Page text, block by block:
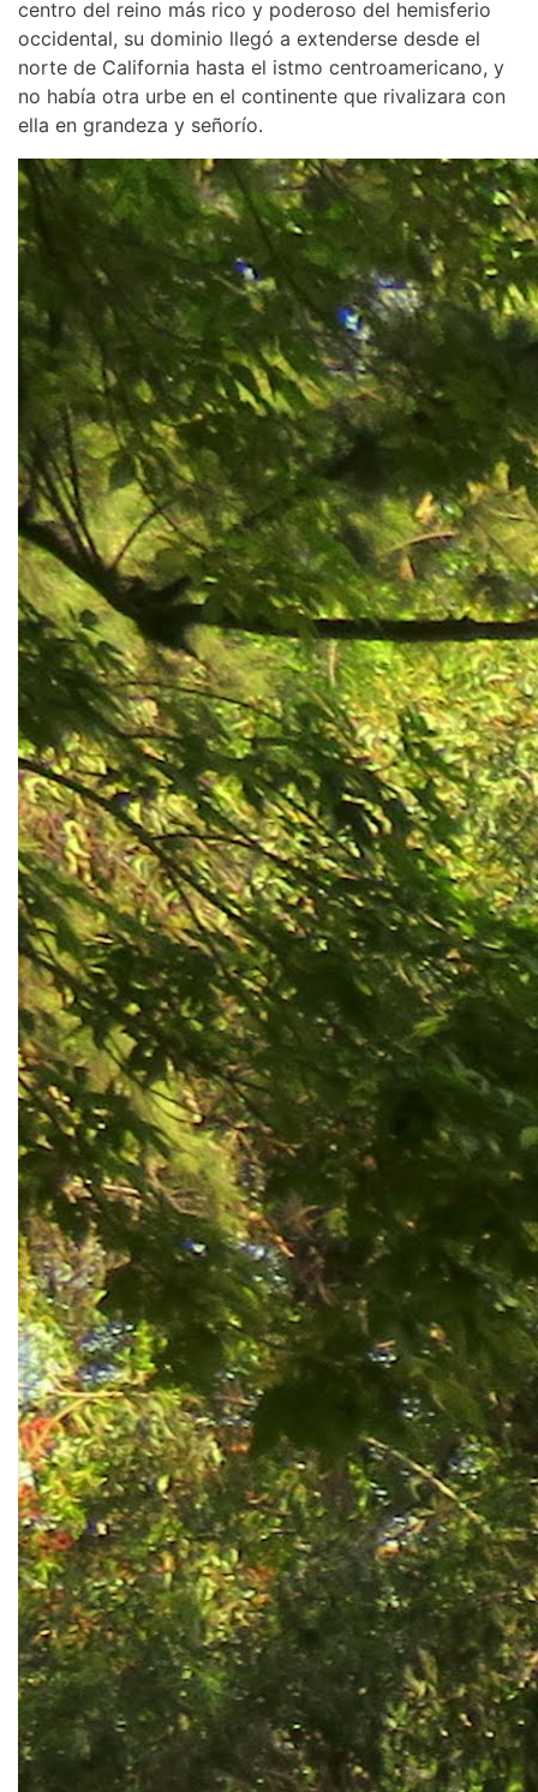
centro del reino más rico y poderoso del hemisferio
occidental, su dominio llegó a extenderse desde el
norte de California hasta el istmo centroamericano, y
no había otra urbe en el continente que rivalizara con
ella en grandeza y señorío.